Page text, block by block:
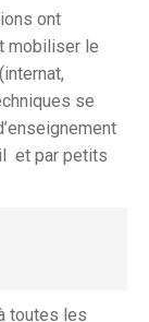
ont
mobiliser le
se
et par petits
toutes les